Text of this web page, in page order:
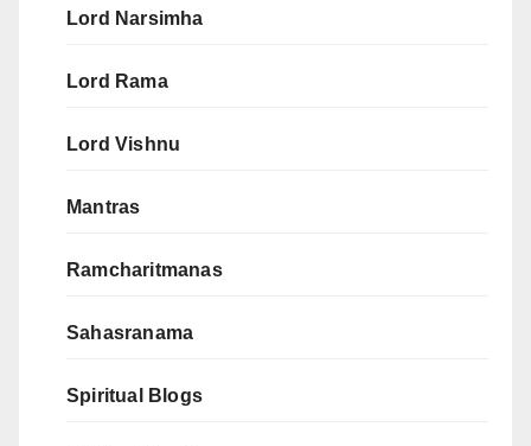
Lord Narsimha
Lord Rama
Lord Vishnu
Mantras
Ramcharitmanas
Sahasranama
Spiritual Blogs